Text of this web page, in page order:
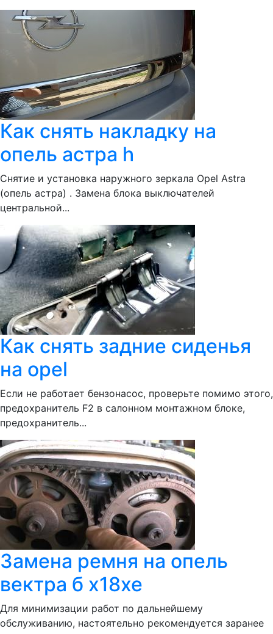
Как снять накладку на
опель астра h
Снятие и установка наружного зеркала Opel Astra
(опель астра) . Замена блока выключателей
центральной...
Как снять задние сиденья
на opel
Если не работает бензонасос, проверьте помимо этого,
предохранитель F2 в салонном монтажном блоке,
предохранитель...
Замена ремня на опель
вектра б x18xe
Для минимизации работ по дальнейшему
обслуживанию, настоятельно рекомендуется заранее